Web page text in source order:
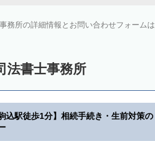
務所の詳細情報とお問い合わせフォーム
法書士事務所
駒込駅徒歩1分】相続手続き・生前対策